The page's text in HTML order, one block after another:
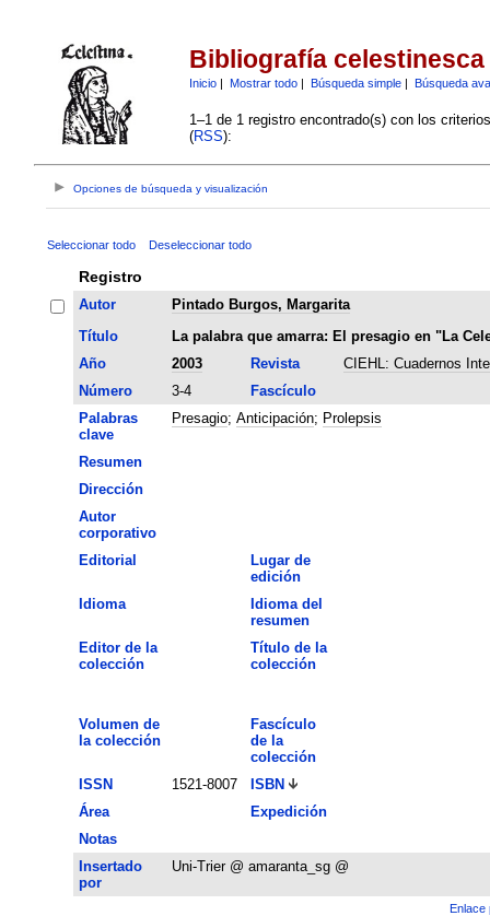
Bibliografía celestinesca
Inicio| Mostrar todo| Búsqueda simple| Búsqueda
1–1 de 1 registro encontrado(s) con los
(RSS):
Opciones de búsqueda y visualización
Seleccionar todo Deseleccionar todo
Registro
Autor
Pintado Burgos, Margarita
Título
La palabra que amarra: El presagio en "La
Año
2003 Revista
CIEHL: Cuadernos
Número
3-4
Fascículo
Palabras
clave
Presagio; Anticipación; Prolepsis
Resumen
Dirección
Autor
corporativo
Editorial
Lugar de
edición
Idioma
Idioma del
resumen
Editor de la
colección
Título de la
colección
Volumen de
la colección
Fascículo
de la
colección
ISSN
1521-8007
ISBN
Área
Expedición
Notas
Insertado
por
Uni-Trier @ amaranta_sg @
Enlace